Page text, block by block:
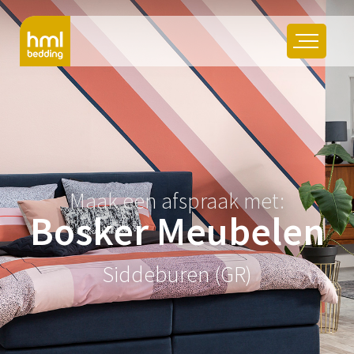
Maak een afspraak met:
Bosker Meubelen
Siddeburen (GR)